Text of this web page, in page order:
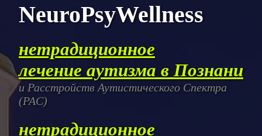
NeuroPsyWellness
нетрадиционное
лечение аутизма в Познани
и Расстройств Аутистического Спектра
(РАС)
нетрадиционное